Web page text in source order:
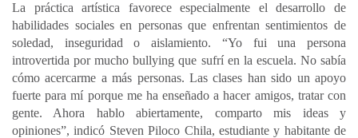
La práctica artística favorece especialmente el desarrollo de
habilidades sociales en personas que enfrentan sentimientos de
soledad, inseguridad o aislamiento. “Yo fui una persona
introvertida por mucho bullying que sufrí en la escuela. No sabía
cómo acercarme a más personas. Las clases han sido un apoyo
fuerte para mí porque me ha enseñado a hacer amigos, tratar con
gente. Ahora hablo abiertamente, comparto mis ideas y
opiniones”, indicó Steven Piloco Chila, estudiante y habitante de